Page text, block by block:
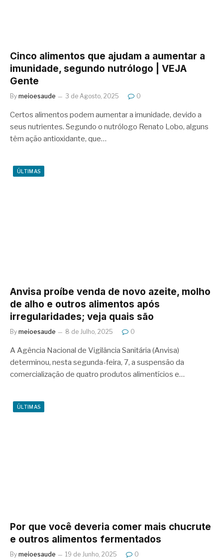
Cinco alimentos que ajudam a aumentar a
imunidade, segundo nutrólogo | VEJA
Gente
By meioesaude 3 de Agosto, 2025 0
Certos alimentos podem aumentar a imunidade, devido a
seus nutrientes. Segundo o nutrólogo Renato Lobo, alguns
têm ação antioxidante, que…
ÚLTIMAS
Anvisa proíbe venda de novo azeite, molho
de alho e outros alimentos após
irregularidades; veja quais são
By meioesaude 8 de Julho, 2025 0
A Agência Nacional de Vigilância Sanitária (Anvisa)
determinou, nesta segunda-feira, 7, a suspensão da
comercialização de quatro produtos alimentícios e…
ÚLTIMAS
Por que você deveria comer mais chucrute
e outros alimentos fermentados
By meioesaude 19 de Junho, 2025 0